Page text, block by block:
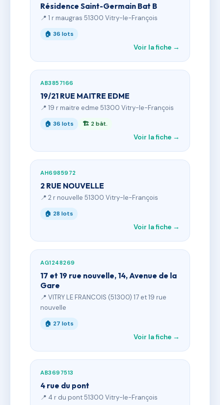
Résidence Saint-Germain Bat B
📍 1 r maugras 51300 Vitry-le-François
🏠 36 lots
Voir la fiche →
AB3857166
19/21 RUE MAITRE EDME
📍 19 r maitre edme 51300 Vitry-le-François
🏠 36 lots 🏗 2 bât.
Voir la fiche →
AH6985972
2 RUE NOUVELLE
📍 2 r nouvelle 51300 Vitry-le-François
🏠 28 lots
Voir la fiche →
AG1248269
17 et 19 rue nouvelle, 14, Avenue de la
Gare
📍 VITRY LE FRANCOIS (51300) 17 et 19 rue
nouvelle
🏠 27 lots
Voir la fiche →
AB3697513
4 rue du pont
📍 4 r du pont 51300 Vitry-le-François